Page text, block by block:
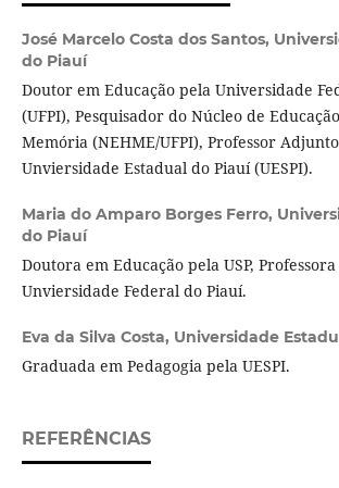
José Marcelo Costa dos Santos,
do Piauí
Doutor em Educação pela Universidade
(UFPI), Pesquisador do Núcleo de
Memória (NEHME/UFPI), Professor
Unviersidade Estadual do Piauí (UESPI).
Maria do Amparo Borges Ferro,
do Piauí
Doutora em Educação pela USP,
Unviersidade Federal do Piauí.
Eva da Silva Costa, Universidade
Graduada em Pedagogia pela UESPI.
REFERÊNCIAS